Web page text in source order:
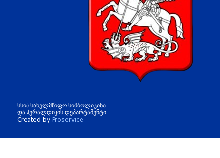
სსიპ სახელმწიფო სიმბოლიკისა
და ჰერალდიკის დეპარტამენტი
Created by Proservice